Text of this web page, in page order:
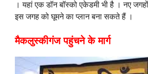
। यहां एक डॉन बॉस्को एकेडमी भी है । नए
इस जगह को घूमने का प्लान बना सकते हैं ।
मैकलुस्कीगंज पहुंचने के मार्ग